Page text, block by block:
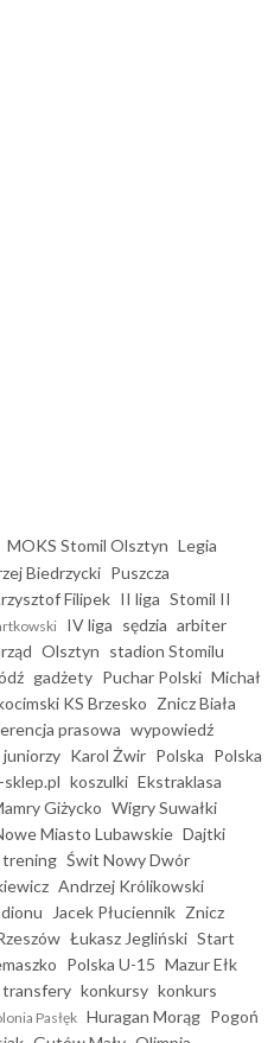
MOKS Stomil Olsztyn Legia
Biedrzycki Puszcza
Filipek II liga Stomil II
IV liga sędzia arbiter
Olsztyn stadion Stomilu
gadżety Puchar Polski Michał
KS Brzesko Znicz Biała
prasowa wypowiedź
Karol Żwir Polska Polska
koszulki Ekstraklasa
Giżycko Wigry Suwałki
Miasto Lubawskie Dajtki
trening Świt Nowy Dwór
Andrzej Królikowski
Jacek Płuciennik Znicz
Łukasz Jegliński Start
Polska U-15 Mazur Ełk
transfery konkursy konkurs
Pasłęk Huragan Morąg Pogoń